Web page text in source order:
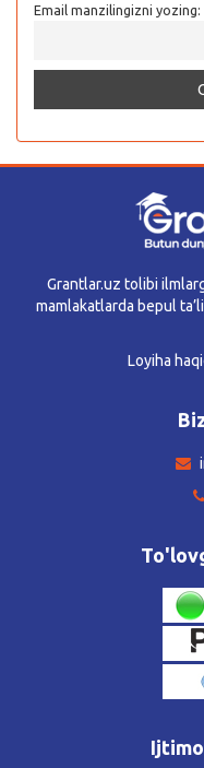
Email manzilingizni yozing:
Grantlar.uz tolibi
mamlakatlarda bepul
Loyiha